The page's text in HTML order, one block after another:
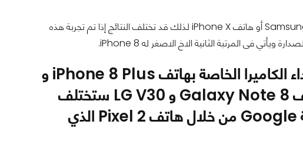
حتى الان لم يتم اختبار هاتف LG V30 أو هاتف Samsung Galaxy Note 8 أو هاتف iPhone X لذلك قد تختلف النتائج إذا تم تجربة هذه
شاركونا ارائكم في التعليقات حول نتائج أداء الكاميرا الخاصة بهاتف iPhone 8 Plus و
iPhone 8. وهل تظن فى حالة تجربة هاتف Galaxy Note 8 و LG V30 ستختلف
النتائج ام لا. وهل تتوقع رد قوي من شركة Google من خلال هاتف Pixel 2 الذي